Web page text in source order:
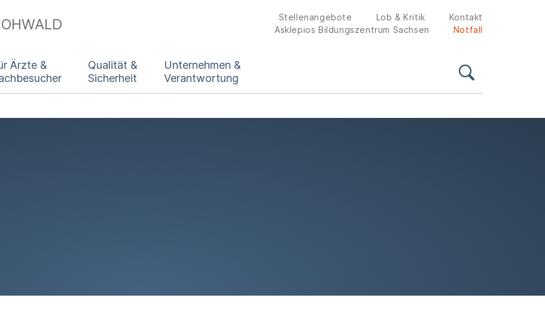
Stellenangebote Lob & Kritik
Kontakt
Asklepios Bildungszentrum Sachsen
Notfall
Ärzte &
Qualität &
Sicherheit
Unternehmen &
Verantwortung